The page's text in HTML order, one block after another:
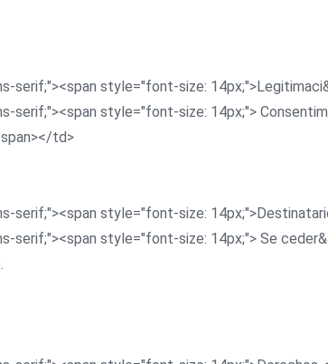
serif;"><span style="font-size:
serif;"><span style="font-size: 14px;">
td>
serif;"><span style="font-size:
serif;"><span style="font-size: 14px;"> Se